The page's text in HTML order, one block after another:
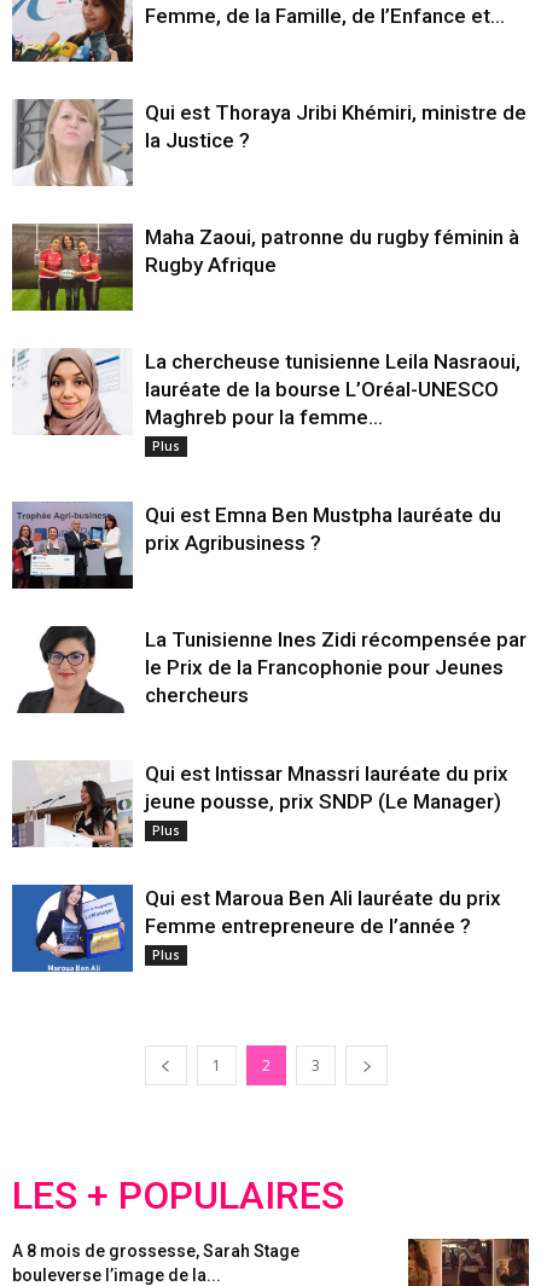
Femme, de la Famille, de l’Enfance et...
Qui est Thoraya Jribi Khémiri, ministre de
la Justice ?
Maha Zaoui, patronne du rugby féminin à
Rugby Afrique
La chercheuse tunisienne Leila Nasraoui,
lauréate de la bourse L’Oréal-UNESCO
Maghreb pour la femme...
Plus
Qui est Emna Ben Mustpha lauréate du
prix Agribusiness ?
La Tunisienne Ines Zidi récompensée par
le Prix de la Francophonie pour Jeunes
chercheurs
Qui est Intissar Mnassri lauréate du prix
jeune pousse, prix SNDP (Le Manager)
Plus
Qui est Maroua Ben Ali lauréate du prix
Femme entrepreneure de l’année ?
Plus
1 2 3
LES + POPULAIRES
A 8 mois de grossesse, Sarah Stage
bouleverse l’image de la...